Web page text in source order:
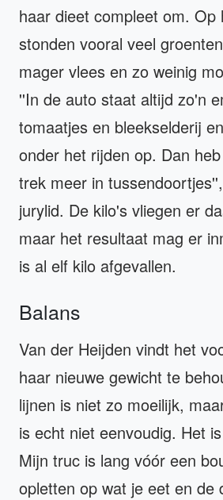
haar dieet compleet om. Op
stonden vooral veel
mager vlees en zo weinig
''In de auto staat altijd zo'n
tomaatjes en bleekselderij
onder het rijden op. Dan
trek meer in
jurylid. De kilo's vliegen er
maar het resultaat mag er
is al elf kilo afgevallen.
Balans
Van der Heijden vindt het
haar nieuwe gewicht te
lijnen is niet zo moeilijk,
is echt niet eenvoudig. Het
Mijn truc is lang vóór een
opletten op wat je eet en de